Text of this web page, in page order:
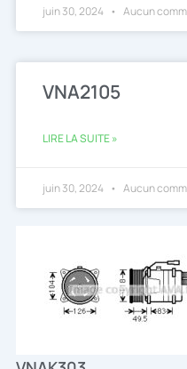
juin 30, 2024 Aucun
VNA2105
LIRE LA SUITE »
juin 30, 2024 Aucun